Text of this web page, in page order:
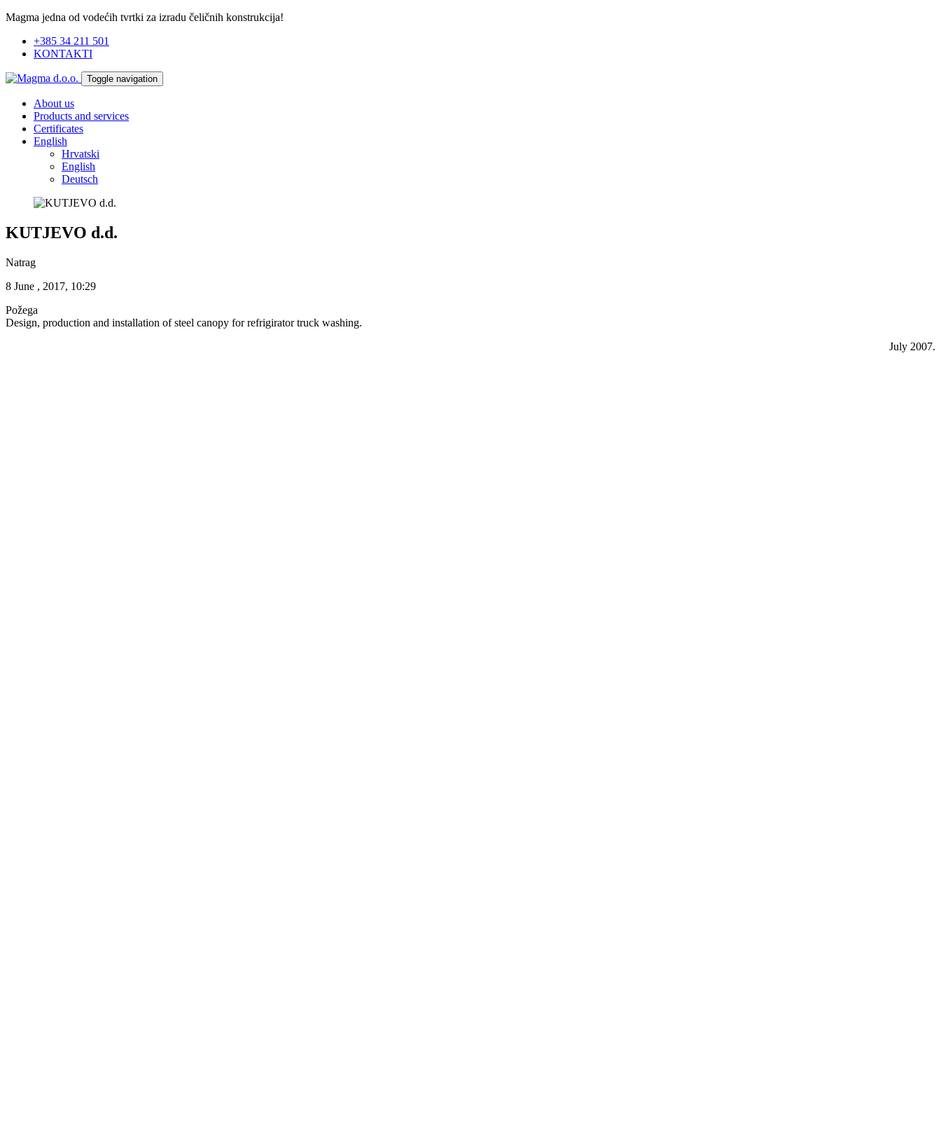
Magma jedna od vodećih tvrtki za izradu čeličnih konstrukcija!
+385 34 211 501
KONTAKTI
Toggle navigation
About us
Products and services
Certificates
English
Hrvatski
English
Deutsch
KUTJEVO d.d.
Natrag
8 June , 2017, 10:29
Požega
Design, production and installation of steel canopy for refrigirator truck washing.
July 2007.